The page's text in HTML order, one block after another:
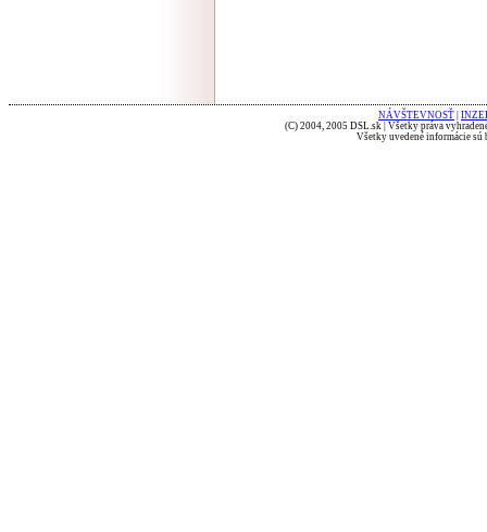
NÁVŠTEVNOSŤ
(C) 2004, 2005 DSL.sk | Všetky práva
Všetky uvedené informácie sú